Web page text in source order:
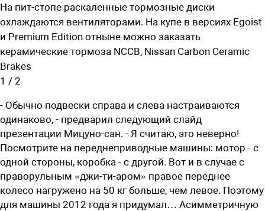
На пит-стопе раскаленные тормозные диски
охлаждаются вентиляторами. На купе в версиях Egoist
и Premium Edition отныне можно заказать
керамические тормоза NCCB, Nissan Carbon Ceramic
Brakes
1 / 2
- Обычно подвески справа и слева настраиваются
одинаково, - предварил следующий слайд
презентации Мицуно-сан. - Я считаю, это неверно!
Посмотрите на переднеприводные машины: мотор - с
одной стороны, коробка - с другой. Вот и в случае с
праворульным «джи-ти-аром» правое переднее
колесо нагружено на 50 кг больше, чем левое. Поэтому
для машины 2012 года я придумал… Асимметричную